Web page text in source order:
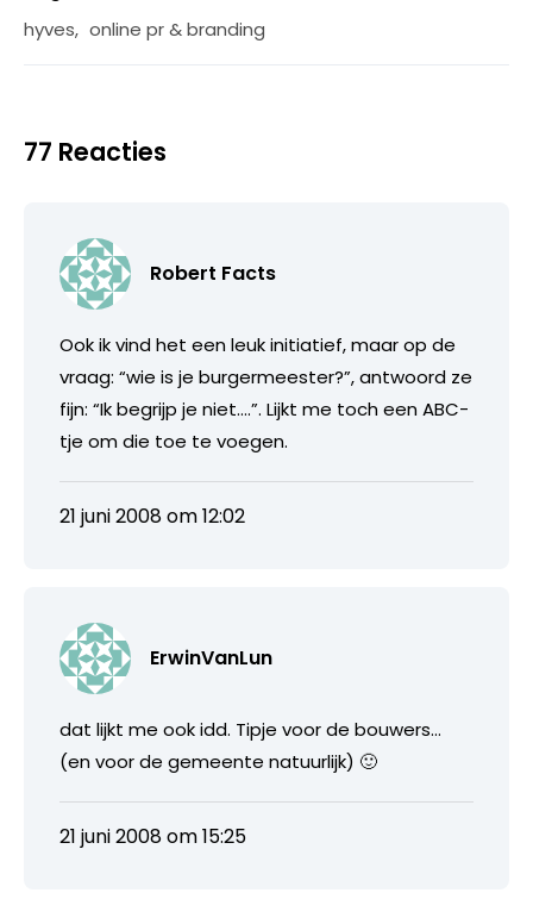
hyves, online pr & branding
77 Reacties
Robert Facts
Ook ik vind het een leuk initiatief, maar op de
vraag: “wie is je burgermeester?”, antwoord ze
fijn: “Ik begrijp je niet….”. Lijkt me toch een ABC-
tje om die toe te voegen.
21 juni 2008 om 12:02
ErwinVanLun
dat lijkt me ook idd. Tipje voor de bouwers…
(en voor de gemeente natuurlijk) 🙂
21 juni 2008 om 15:25